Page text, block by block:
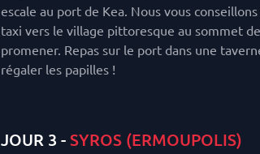
escale au port de Kea. Nous vous
taxi vers le village pittoresque au sommet
promener. Repas sur le port dans une
régaler les papilles !
JOUR 3 -SYROS (ERMOUPOLIS)